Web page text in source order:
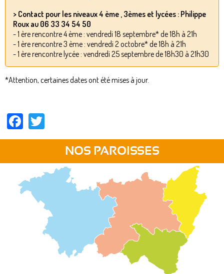
> Contact pour les niveaux 4 ème , 3èmes et lycées : Philippe
Roux au 06 33 34 54 50
- 1 ère rencontre 4 ème : vendredi 18 septembre* de 18h à 21h
- 1 ère rencontre 3 ème : vendredi 2 octobre* de 18h à 21h
- 1 ère rencontre lycée : vendredi 25 septembre de 18h30 à 21h30
*Attention, certaines dates ont été mises à jour.
Facebook
NOS PAROISSES